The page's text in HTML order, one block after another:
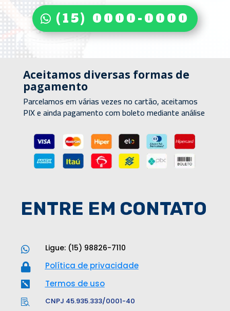
(15) 0000-0000
Aceitamos diversas formas de
pagamento
Parcelamos em várias vezes no cartão, aceitamos
PIX e ainda pagamento com boleto mediante análise
ENTRE EM CONTATO
 Ligue: (15) 98826-7110
 Política de privacidade
 Termos de uso
 CNPJ 45.935.333/0001-40